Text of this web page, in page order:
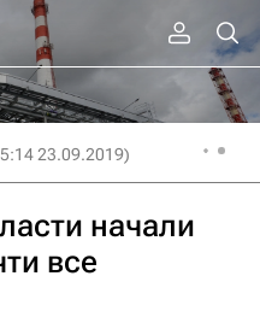
23.09.2019)
начали
все